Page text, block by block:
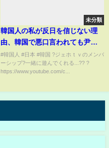
未分類
韓国人の私が反日を信じない理
由、韓国で悪口言われても尹大
統領を応援する理由を話します
#韓国人 #日本 #韓国 ?ジェホｔｖのメンバ
ーシップ?一緒に遊んでくれる...?? ?
https://www.youtube.com/c...